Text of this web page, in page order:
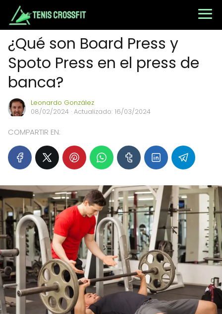
¿Qué son Board Press y
Spoto Press en el press de
banca?
Leonardo González
08/02/2024 · Actualizado: 16/03/2024
COMPARTIR EN: